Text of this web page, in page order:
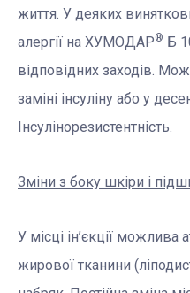
життя. У деяких
алергії на ХУМОДАР® Б
відповідних заходів.
заміні інсуліну або у
Інсулінорезистентність.
Зміни з боку шкіри і
У місці ін’єкції можлива
жирової тканини